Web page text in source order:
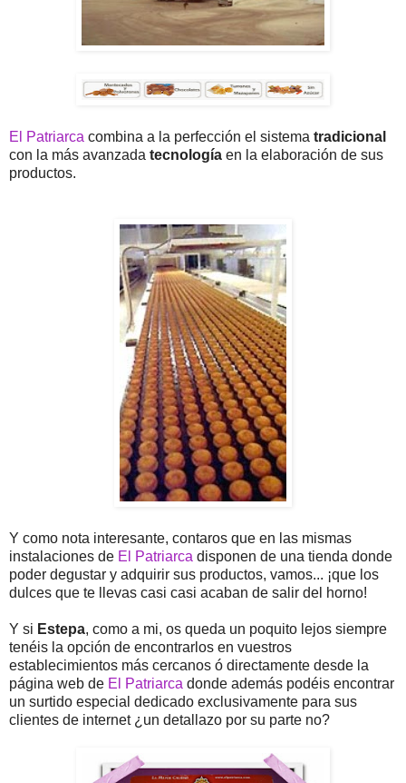
El Patriarca combina a la perfección el sistema tradicional
con la más avanzada tecnología en la elaboración de sus
productos.
Y como nota interesante, contaros que en las mismas
instalaciones de El Patriarca disponen de una tienda donde
poder degustar y adquirir sus productos, vamos... ¡que los
dulces que te llevas casi casi acaban de salir del horno!
Y si Estepa, como a mi, os queda un poquito lejos siempre
tenéis la opción de encontrarlos en vuestros
establecimientos más cercanos ó directamente desde la
página web de El Patriarca donde además podéis encontrar
un surtido especial dedicado exclusivamente para sus
clientes de internet ¿un detallazo por su parte no?